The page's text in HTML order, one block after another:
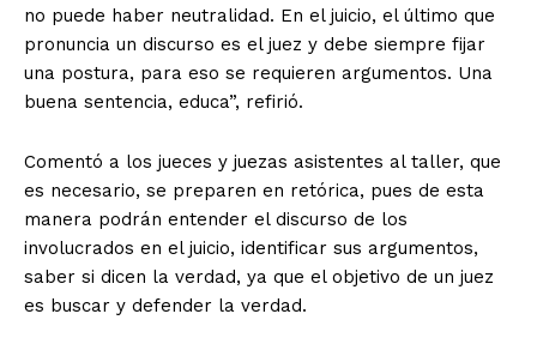
+ Todas las formas de lucha, potencialmente enlazadas
no puede haber neutralidad. En el juicio, el último que
pronuncia un discurso es el juez y debe siempre fijar
una postura, para eso se requieren argumentos. Una
buena sentencia, educa”, refirió.
Comentó a los jueces y juezas asistentes al taller, que
es necesario, se preparen en retórica, pues de esta
manera podrán entender el discurso de los
involucrados en el juicio, identificar sus argumentos,
saber si dicen la verdad, ya que el objetivo de un juez
es buscar y defender la verdad.